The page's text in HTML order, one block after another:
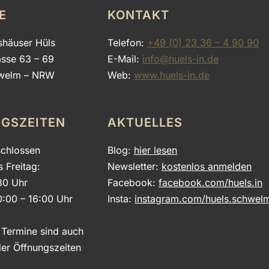
Hüls
63 – 69
– NRW
Freitag:
Uhr
– 16:00 Uhr
sind auch
Öffnungszeiten
KONTAKT
Telefon: +49 (0) 23 36 – 4 90 90
E-Mail: info@huels-in.de
Web: www.huels-in.de
AKTUELLES
Blog: hier lesen
Newsletter: kostenlos anmelden
Facebook:facebook.com/huels.in
Insta: instagram.com/